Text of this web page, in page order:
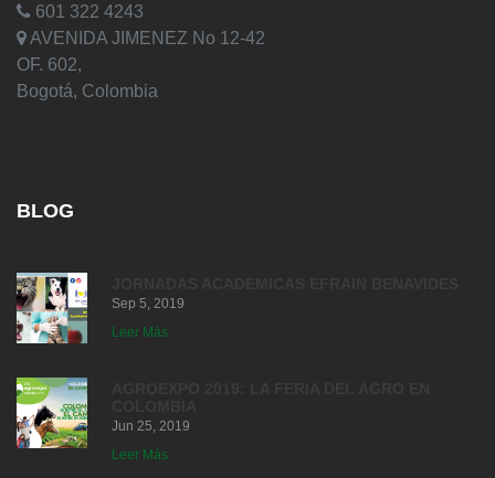
601 322 4243
AVENIDA JIMENEZ No 12-42
OF. 602,
Bogotá, Colombia
BLOG
Sep 5, 2019
Leer Más
Jun 25, 2019
Leer Más